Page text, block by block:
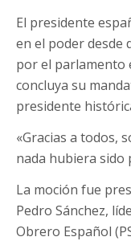
El presidente
en el poder desde
por el parlamento
concluya su
presidente
«Gracias a todos,
nada hubiera sido
La moción fue
Pedro Sánchez,
Obrero Español